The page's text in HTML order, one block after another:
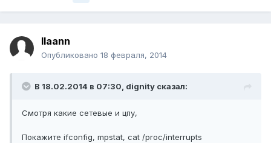
llaann
Опубликовано 18 февраля, 2014
В 18.02.2014 в 07:30, dignity сказал:
Смотря какие сетевые и цпу,
Покажите ifconfig, mpstat, cat /proc/interrupts